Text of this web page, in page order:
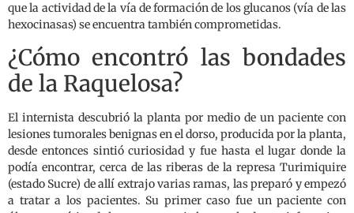
que la actividad de la vía de formación de los glucanos (vía de las
hexocinasas) se encuentra también comprometidas.
¿Cómo encontró las bondades
de la Raquelosa?
El internista descubrió la planta por medio de un paciente con
lesiones tumorales benignas en el dorso, producida por la planta,
desde entonces sintió curiosidad y fue hasta el lugar donde la
podía encontrar, cerca de las riberas de la represa Turimiquire
(estado Sucre) de allí extrajo varias ramas, las preparó y empezó
a tratar a los pacientes. Su primer caso fue un paciente con